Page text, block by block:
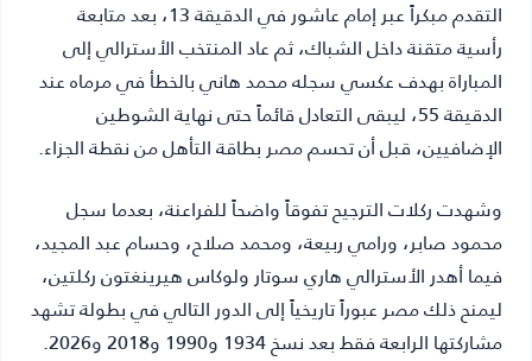
التقدم مبكراً عبر إمام عاشور في الدقيقة 13، بعد متابعة
رأسية متقنة داخل الشباك، ثم عاد المنتخب الأسترالي إلى
المباراة بهدف عكسي سجله محمد هاني بالخطأ في مرماه عند
الدقيقة 55، ليبقى التعادل قائماً حتى نهاية الشوطين
الإضافيين، قبل أن تحسم مصر بطاقة التأهل من نقطة الجزاء.
وشهدت ركلات الترجيح تفوقاً واضحاً للفراعنة، بعدما سجل
محمود صابر، ورامي ربيعة، ومحمد صلاح، وحسام عبد المجيد،
فيما أهدر الأسترالي هاري سوتار ولوكاس هيرينغتون ركلتين،
ليمنح ذلك مصر عبوراً تاريخياً إلى الدور التالي في بطولة تشهد
مشاركتها الرابعة فقط بعد نسخ 1934 و1990 و2018 و2026.